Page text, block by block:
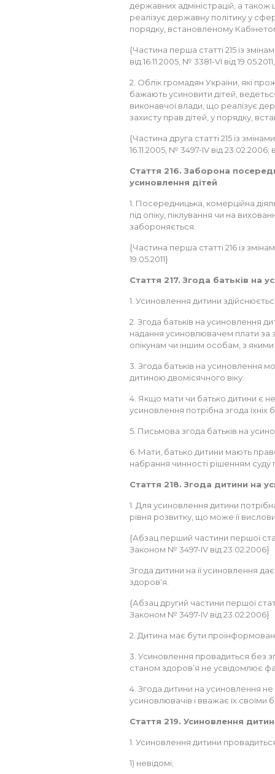
державних адміністрацій, а
реалізує державну політику у
порядку, встановленому
{Частина перша статті 215 із
від 16.11.2005, № 3381-VI від
2. Облік громадян України, які
бажають усиновити дітей,
виконавчої влади, що реалізує
захисту прав дітей, у порядку,
{Частина друга статті 215 із
16.11.2005, № 3497-IV від 23.02.2006;
Стаття 216. Заборона
усиновлення дітей
1. Посередницька, комерційна
під опіку, піклування чи на
забороняється.
{Частина перша статті 216 із
19.05.2011}
Стаття 217. Згода батьків на
1. Усиновлення дитини
2. Згода батьків на усиновлення
надання усиновлювачем плати за
опікунам чи іншим особам, з
3. Згода батьків на усиновлення
дитиною двомісячного віку.
4. Якщо мати чи батько дитини є
усиновлення потрібна згода їхніх
5. Письмова згода батьків на
6. Мати, батько дитини мають
набрання чинності рішенням
Стаття 218. Згода дитини на
1. Для усиновлення дитини
рівня розвитку, що може її
{Абзац перший частини першої
Законом № 3497-IV від 23.02.2006}
Згода дитини на її усиновлення
здоров’я.
{Абзац другий частини першої
Законом № 3497-IV від 23.02.2006}
2. Дитина має бути
3. Усиновлення провадиться без
станом здоров’я не усвідомлює
4. Згода дитини на усиновлення
усиновлювачів і вважає їх своїми
Стаття 219. Усиновлення
1. Усиновлення дитини
1) невідомі;